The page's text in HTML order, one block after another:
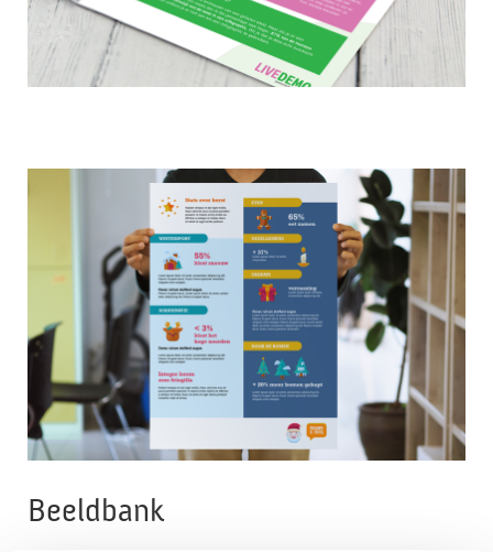
Beeldbank